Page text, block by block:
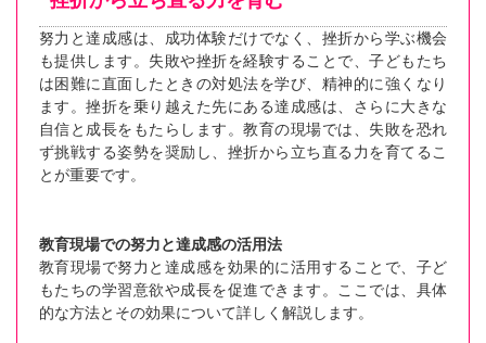
努力と達成感は、成功体験だけでなく、挫折から学ぶ機会
も提供します。失敗や挫折を経験することで、子どもたち
は困難に直面したときの対処法を学び、精神的に強くなり
ます。挫折を乗り越えた先にある達成感は、さらに大きな
自信と成長をもたらします。教育の現場では、失敗を恐れ
ず挑戦する姿勢を奨励し、挫折から立ち直る力を育てるこ
とが重要です。
教育現場での努力と達成感の活用法
教育現場で努力と達成感を効果的に活用することで、子ど
もたちの学習意欲や成長を促進できます。ここでは、具体
的な方法とその効果について詳しく解説します。